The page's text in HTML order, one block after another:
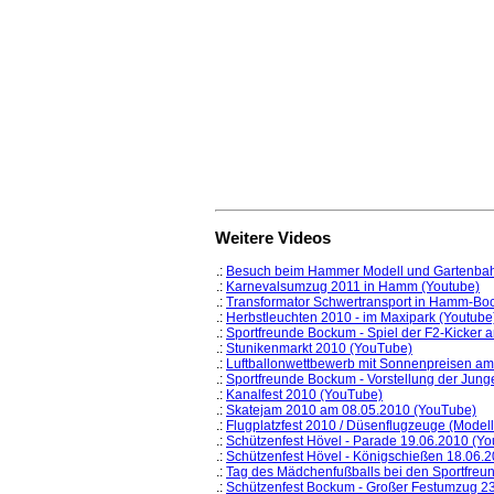
Weitere Videos
.: Besuch beim Hammer Modell und
.: Karnevalsumzug 2011 in Hamm (Youtube)
.: Transformator Schwertransport in Hamm-
.: Herbstleuchten 2010 - im Maxipark
.: Sportfreunde Bockum - Spiel der F2-Kicker
.: Stunikenmarkt 2010 (YouTube)
.: Luftballonwettbewerb mit Sonnenpreisen
.: Sportfreunde Bockum - Vorstellung der
.: Kanalfest 2010 (YouTube)
.: Skatejam 2010 am 08.05.2010 (YouTube)
.: Flugplatzfest 2010 / Düsenflugzeuge
.: Schützenfest Hövel - Parade 19.06.2010
.: Schützenfest Hövel - Königschießen
.: Tag des Mädchenfußballs bei den
.: Schützenfest Bockum - Großer Festumzug